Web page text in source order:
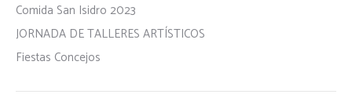
Comida San Isidro 2023
JORNADA DE TALLERES ARTÍSTICOS
Fiestas Concejos